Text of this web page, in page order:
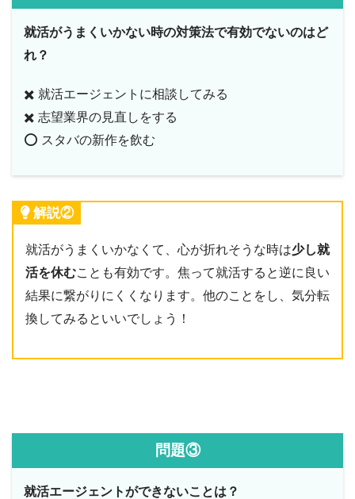
就活がうまくいかない時の対策法で有効でないのはど
れ？
✖️ 就活エージェントに相談してみる
✖️ 志望業界の見直しをする
⭕️ スタバの新作を飲む
解説②
就活がうまくいかなくて、心が折れそうな時は少し就
活を休むことも有効です。焦って就活すると逆に良い
結果に繋がりにくくなります。他のことをし、気分転
換してみるといいでしょう！
問題③
就活エージェントができないことは？